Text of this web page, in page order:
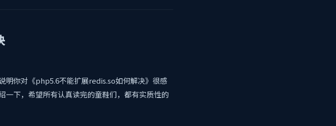
明你对《php5.6不能扩展redis.so如何解决》很感
一下，希望所有认真读完的童鞋们，都有实质性的